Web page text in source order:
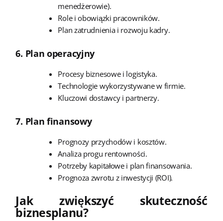
menedżerowie).
Role i obowiązki pracowników.
Plan zatrudnienia i rozwoju kadry.
6. Plan operacyjny
Procesy biznesowe i logistyka.
Technologie wykorzystywane w firmie.
Kluczowi dostawcy i partnerzy.
7. Plan finansowy
Prognozy przychodów i kosztów.
Analiza progu rentowności.
Potrzeby kapitałowe i plan finansowania.
Prognoza zwrotu z inwestycji (ROI).
Jak zwiększyć skuteczność
biznesplanu?